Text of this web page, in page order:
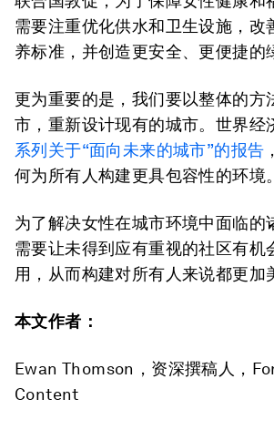
需要注重优化供水和卫生设施，改
养标准，并创造更安全、更便捷的
更为重要的是，我们要以整体的方
市，重新设计现有的城市。世界经
系列关于“面向未来的城市”的报告
何为所有人构建更具包容性的环境。
为了解决女性在城市环境中面临的
需要让未得到应有重视的社区有机
用，从而构建对所有人来说都更加
本文作者：
Ewan Thomson，资深撰稿人，
Content